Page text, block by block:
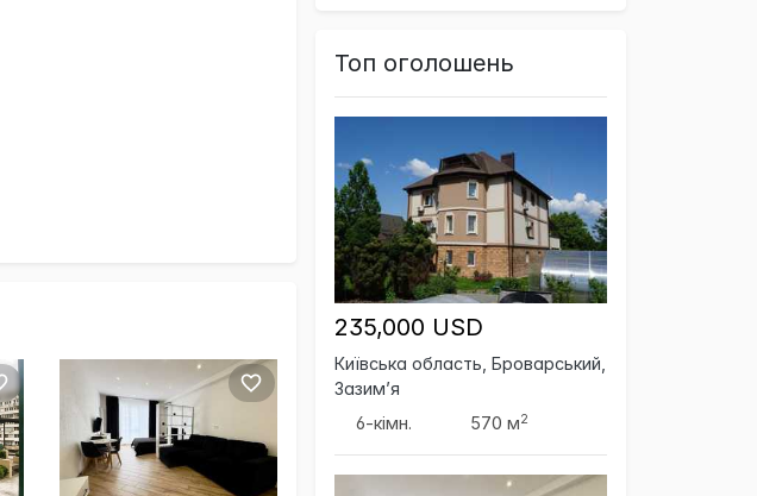
Топ оголошень
235,000 USD
Київська область, Броварський,
Зазим’я
6-кімн.
570 м2